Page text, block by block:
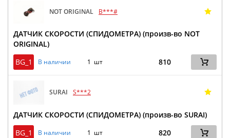
NOT ORIGINAL B***#
ДАТЧИК СКОРОСТИ (СПИДОМЕТРА) (произв-во NOT
ORIGINAL)
BG_1
В наличии 1 шт 810
SURAI S***2
ДАТЧИК СКОРОСТИ (СПИДОМЕТРА) (произв-во SURAI)
BG_1
В наличии 1 шт 820